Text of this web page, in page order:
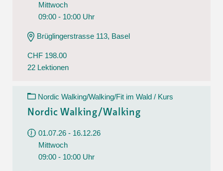
Mittwoch
09:00 - 10:00 Uhr
Brüglingerstrasse 113, Basel
CHF 198.00
22 Lektionen
Nordic Walking/Walking/Fit im Wald / Kurs
Nordic Walking/Walking
01.07.26 - 16.12.26
Mittwoch
09:00 - 10:00 Uhr